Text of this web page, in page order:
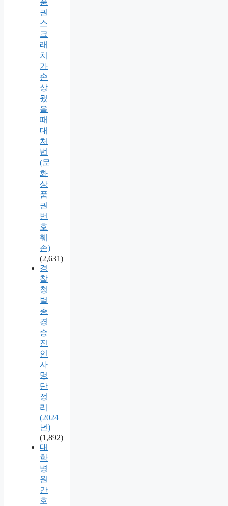
품
권
스
크
래
치
가
손
상
됐
을
때
대
처
법
(문
화
상
품
권
번
호
훼
손)
(2,631)
경
찰
청
별
총
경
승
진
인
사
명
단
정
리
(2024
년)
(1,892)
대
학
병
원
간
호